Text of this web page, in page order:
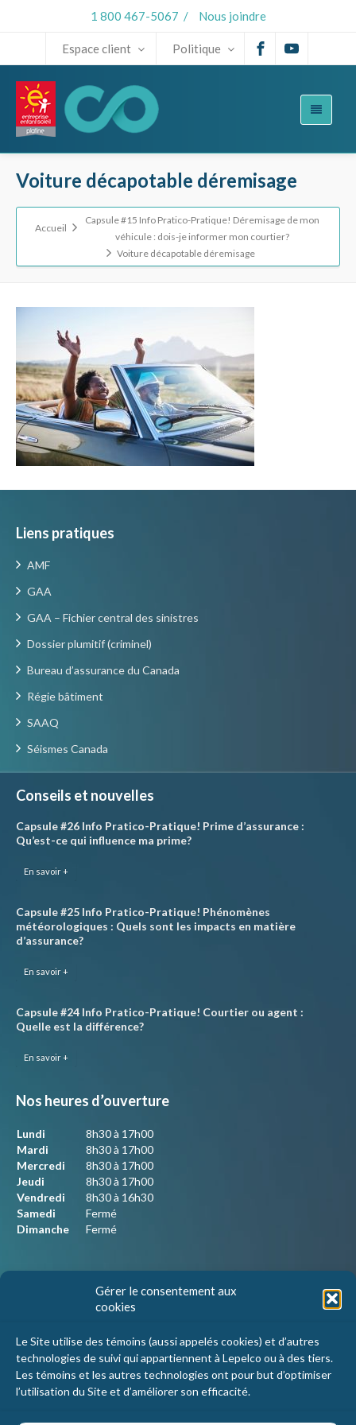
Gérer le consentement aux
cookies
Le Site utilise des témoins (aussi appelés cookies) et d’autres
technologies de suivi qui appartiennent à Lepelco ou à des tiers.
Les témoins et les autres technologies ont pour but d’optimiser
l’utilisation du Site et d’améliorer son efficacité.
1 800 467-5067 / Nous joindre
Espace client Politique
Voiture décapotable déremisage
Accueil
Capsule #15 Info Pratico-Pratique! Déremisage de mon
véhicule : dois-je informer mon courtier?
Voiture décapotable déremisage
Liens pratiques
AMF
GAA
GAA – Fichier central des sinistres
Dossier plumitif (criminel)
Bureau d’assurance du Canada
Régie bâtiment
SAAQ
Séismes Canada
Conseils et nouvelles
Capsule #26 Info Pratico-Pratique! Prime d’assurance :
Qu’est-ce qui influence ma prime?
En savoir +
Capsule #25 Info Pratico-Pratique! Phénomènes
météorologiques : Quels sont les impacts en matière
d’assurance?
En savoir +
Capsule #24 Info Pratico-Pratique! Courtier ou agent :
Quelle est la différence?
En savoir +
Nos heures d’ouverture
Lundi
8h30 à 17h00
Mardi
8h30 à 17h00
Mercredi
8h30 à 17h00
Jeudi
8h30 à 17h00
Vendredi
8h30 à 16h30
Samedi
Fermé
Dimanche
Fermé
Nous joindre
Saint-Mathieu-de-Beloeil, Qc
J3G 0R2
1 800 467-5067